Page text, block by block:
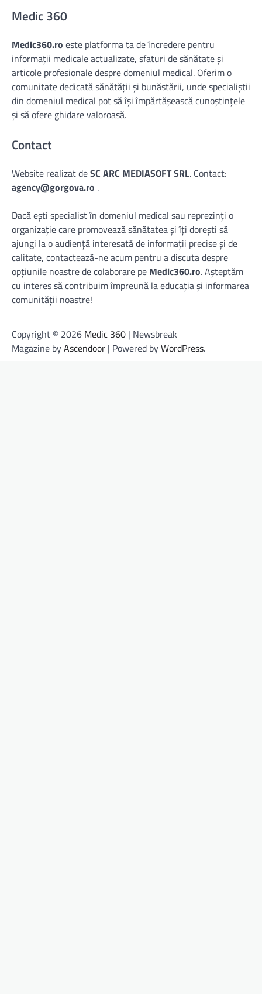
Medic 360
Medic360.ro este platforma ta de încredere pentru
informații medicale actualizate, sfaturi de sănătate și
articole profesionale despre domeniul medical. Oferim o
comunitate dedicată sănătății și bunăstării, unde specialiștii
din domeniul medical pot să își împărtășească cunoștințele
și să ofere ghidare valoroasă.
Contact
Website realizat deSC ARC MEDIASOFT SRL. Contact:
agency@gorgova.ro .
Dacă ești specialist în domeniul medical sau reprezinți o
organizație care promovează sănătatea și îți dorești să
ajungi la o audiență interesată de informații precise și de
calitate, contactează-ne acum pentru a discuta despre
opțiunile noastre de colaborare pe Medic360.ro. Așteptăm
cu interes să contribuim împreună la educația și informarea
comunității noastre!
Copyright © 2026 Medic 360 | Newsbreak
Magazine byAscendoor | Powered byWordPress.